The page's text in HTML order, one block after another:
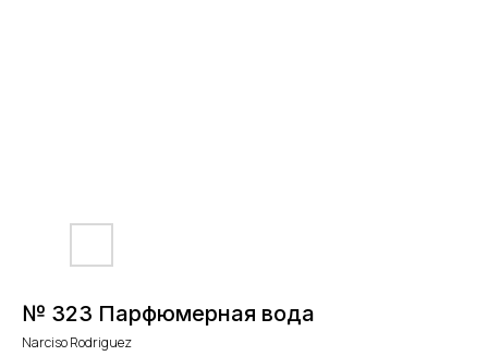
№ 323 Парфюмерная вода
Narciso Rodriguez